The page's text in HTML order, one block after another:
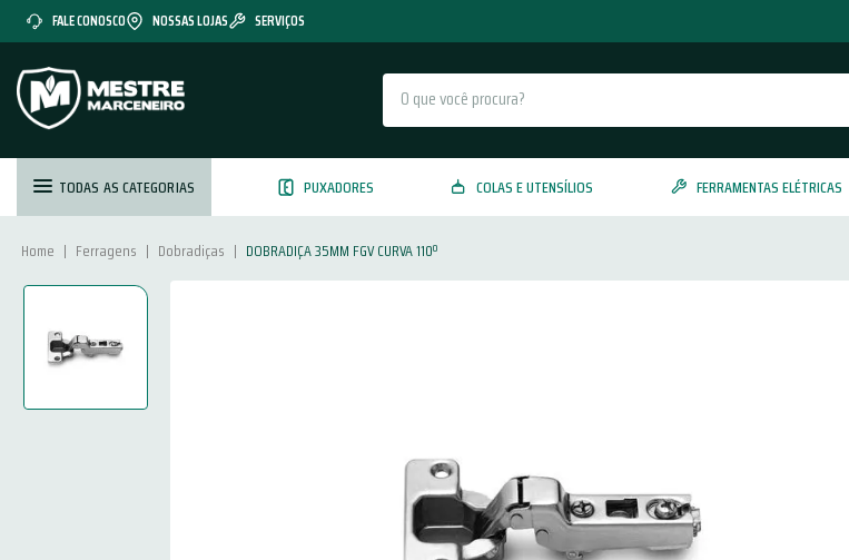
FALE CONOSCO NOSSAS LOJAS SERVIÇOS
O que você procura?
TODAS AS CATEGORIAS PUXADORES COLAS E UTENSÍLIOS FERRAMENTAS ELÉTRICAS
Ferragens Dobradiças DOBRADIÇA 35MM FGV CURVA 110º